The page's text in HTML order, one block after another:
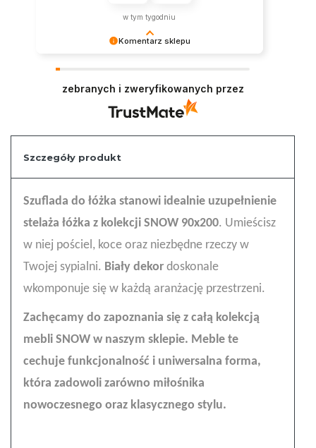
Komentarz sklepu
w naszym sklepie.
w tym tygodniu
zebranych i zweryfikowanych przez
Szczegóły produkt
Szuflada do łóżka stanowi idealnie uzupełnienie
stelaża łóżka z kolekcji SNOW 90x200. Umieścisz
w niej pościel, koce oraz niezbędne rzeczy w
Twojej sypialni. Biały dekor doskonale
wkomponuje się w każdą aranżację przestrzeni.
Zachęcamy do zapoznania się z całą kolekcją
mebli SNOW w naszym sklepie. Meble te
cechuje funkcjonalność i uniwersalna forma,
która zadowoli zarówno miłośnika
nowoczesnego oraz klasycznego stylu.